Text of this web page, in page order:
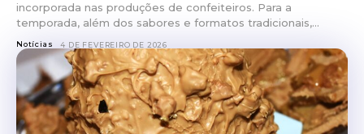
incorporada nas produções de confeiteiros. Para a
temporada, além dos sabores e formatos tradicionais,...
Notícias 4 DE FEVEREIRO DE 2026